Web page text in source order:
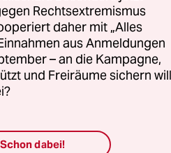
der
der
aus
mit
Rechtsextremismus
daher mit „Alles
aus Anmeldungen
– an die Kampagne,
und Freiräume sichern
Schon dabei!